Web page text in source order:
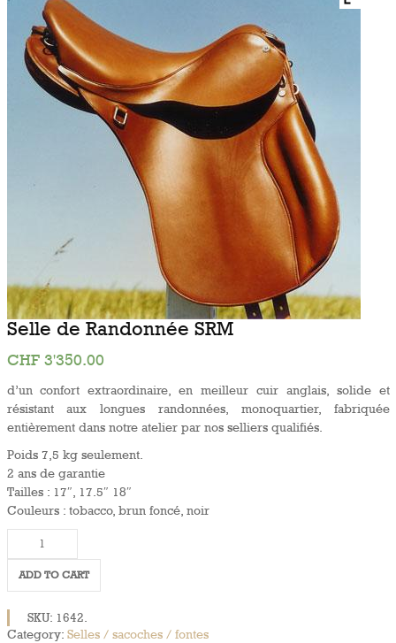
Selle de Randonnée SRM
CHF3'350.00
d’un confort extraordinaire, en meilleur cuir anglais, solide et
résistant aux longues randonnées, monoquartier, fabriquée
entièrement dans notre atelier par nos selliers qualifiés.
Poids 7,5 kg seulement.
2 ans de garantie
Tailles : 17″, 17.5″ 18″
Couleurs : tobacco, brun foncé, noir
Randonnée
ADD TO CART
SKU: 1642.
Category: Selles / sacoches / fontes